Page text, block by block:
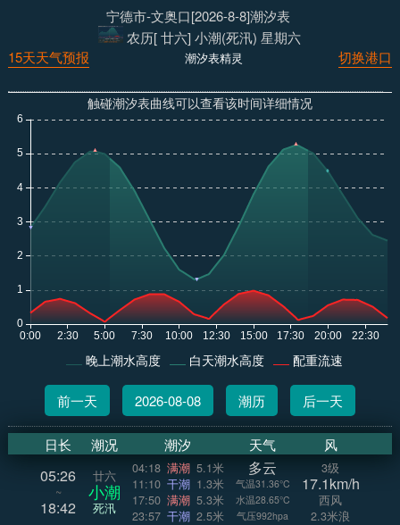
宁德市-文奥口[2026-8-8]潮汐表
农历[ 廿六] 小潮(死汛) 星期六
切换港口
潮汐表精灵
15天天气预报
触碰潮汐表曲线可以查看该时间详细情况
晚上潮水高度 白天潮水高度 配重流速
前一天 2026-08-08 潮历 后一天
日长 潮况 潮汐 天气 风
05:26
~
18:42
廿六
小潮
死汛
04:18 满潮 5.1米
11:10 干潮 1.3米
17:50 满潮 5.3米
23:57 干潮 2.5米
多云
气温31.36°C
水温28.65°C
气压992hpa
3级
17.1km/h
西风
2.3米浪